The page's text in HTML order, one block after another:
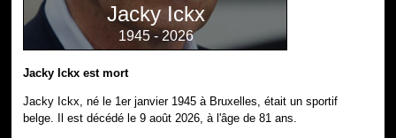
Jacky Ickx
1945 - 2026
Jacky Ickx est mort
Jacky Ickx, né le 1er janvier 1945 à Bruxelles, était un sportif
belge. Il est décédé le 9 août 2026, à l'âge de 81 ans.